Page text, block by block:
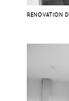
RÉNOVATION